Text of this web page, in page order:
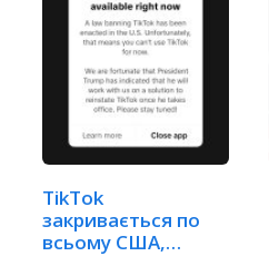
TikTok
закривається по
всьому США,